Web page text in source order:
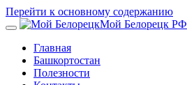
Перейти к основному содержанию
Мой Белорецк РФ
Главная
Башкортостан
Полезности